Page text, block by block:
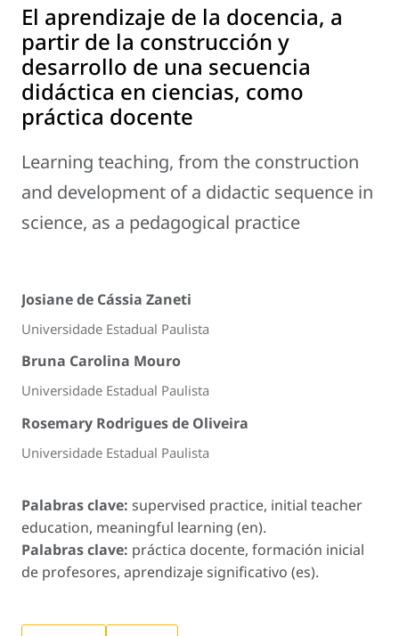
El aprendizaje de la docencia, a
partir de la construcción y
desarrollo de una secuencia
didáctica en ciencias, como
práctica docente
Learning teaching, from the construction
and development of a didactic sequence in
science, as a pedagogical practice
Josiane de Cássia Zaneti
Universidade Estadual Paulista
Bruna Carolina Mouro
Universidade Estadual Paulista
Rosemary Rodrigues de Oliveira
Universidade Estadual Paulista
Palabras clave: supervised practice, initial teacher
education, meaningful learning (en).
Palabras clave: práctica docente, formación inicial
de profesores, aprendizaje significativo (es).